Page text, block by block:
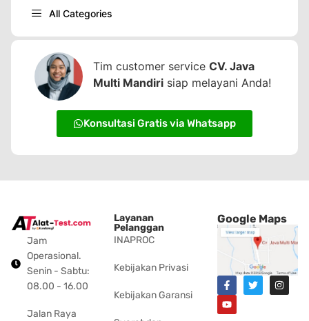
All Categories
Tim customer service CV. Java
Multi Mandiri siap melayani Anda!
Konsultasi Gratis via Whatsapp
Jam
Operasional.
Senin - Sabtu:
08.00 - 16.00
Jalan Raya
Layanan
Pelanggan
INAPROC
Kebijakan Privasi
Kebijakan Garansi
Google Maps